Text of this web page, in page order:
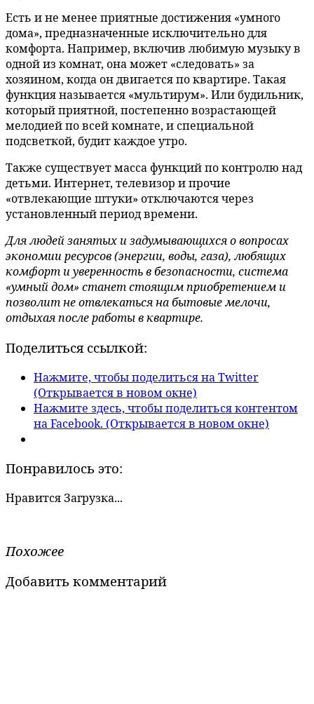
Есть и не менее приятные достижения «умного
дома», предназначенные исключительно для
комфорта. Например, включив любимую музыку в
одной из комнат, она может «следовать» за
хозяином, когда он двигается по квартире. Такая
функция называется «мультирум». Или будильник,
который приятной, постепенно возрастающей
мелодией по всей комнате, и специальной
подсветкой, будит каждое утро.
Также существует масса функций по контролю над
детьми. Интернет, телевизор и прочие
«отвлекающие штуки» отключаются через
установленный период времени.
Для людей занятых и задумывающихся о вопросах
экономии ресурсов (энергии, воды, газа), любящих
комфорт и уверенность в безопасности, система
«умный дом» станет стоящим приобретением и
позволит не отвлекаться на бытовые мелочи,
отдыхая после работы в квартире.
Поделиться ссылкой:
Нажмите, чтобы поделиться на Twitter
(Открывается в новом окне)
Нажмите здесь, чтобы поделиться контентом
на Facebook. (Открывается в новом окне)
Понравилось это:
НравитсяЗагрузка...
Похожее
Добавить комментарий